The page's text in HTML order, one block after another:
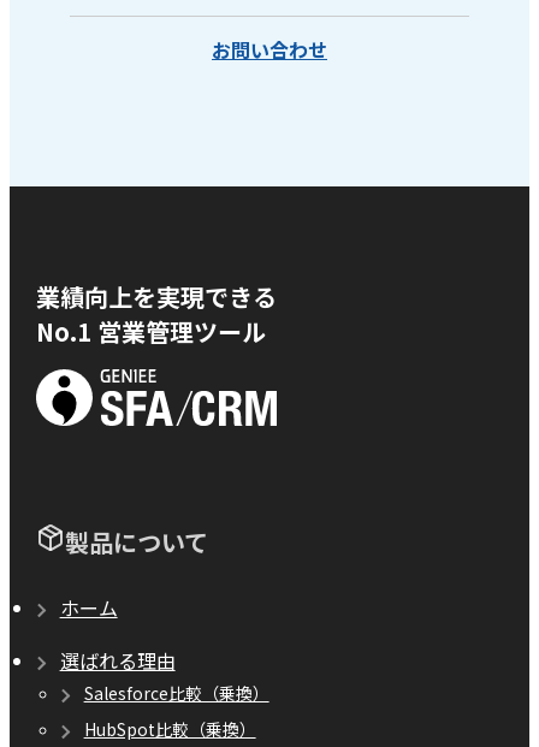
お問い合わせ
業績向上を実現できる
No.1 営業管理ツール
製品について
ホーム
選ばれる理由
Salesforce比較（乗換）
HubSpot比較（乗換）